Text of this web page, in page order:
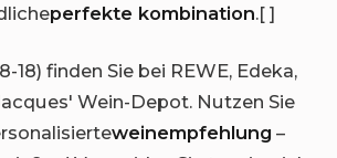
perfekte kombination.[ ]
18) finden Sie bei REWE, Edeka,
Wein-Depot. Nutzen Sie
weinempfehlung –